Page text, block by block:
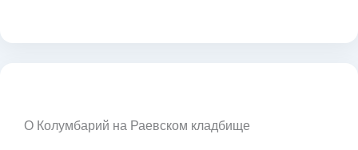
О Колумбарий на Раевском кладбище